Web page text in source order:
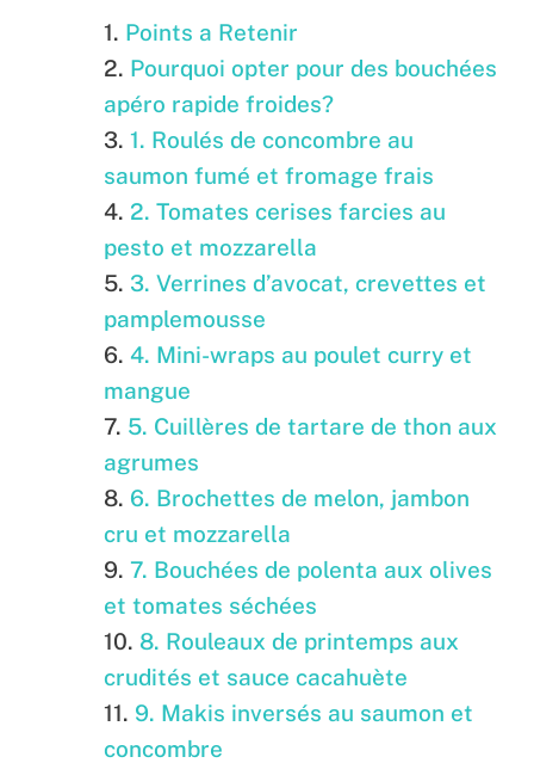
Points a Retenir
Pourquoi opter pour des bouchées
apéro rapide froides?
1. Roulés de concombre au
saumon fumé et fromage frais
2. Tomates cerises farcies au
pesto et mozzarella
3. Verrines d’avocat, crevettes et
pamplemousse
4. Mini-wraps au poulet curry et
mangue
5. Cuillères de tartare de thon aux
agrumes
6. Brochettes de melon, jambon
cru et mozzarella
7. Bouchées de polenta aux olives
et tomates séchées
8. Rouleaux de printemps aux
crudités et sauce cacahuète
9. Makis inversés au saumon et
concombre